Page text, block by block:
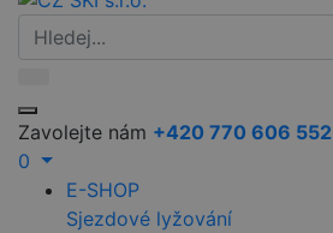
Zavolejte nám +420 770 606 552
0
E-SHOP
Sjezdové lyžování